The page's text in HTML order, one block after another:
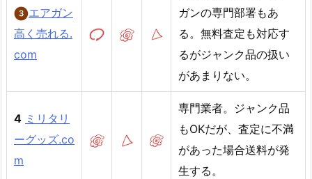
エアガン
高く売れる.
com
ガンの専門部署もあ
る。無料査定も対応す
るがジャンク品の扱い
があまりない。
4 ミリタリ
ーグッズ.co
m
専門業者。ジャンク品
もOKだが、査定に不満
があった場合送料が発
生する。